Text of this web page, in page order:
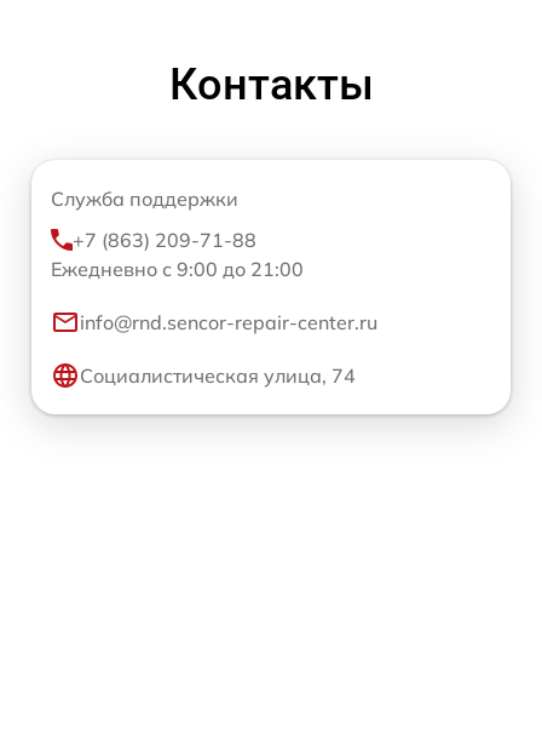
Контакты
Служба поддержки
+7 (863) 209-71-88
Ежедневно с 9:00 до 21:00
info@rnd.sencor-repair-center.ru
Социалистическая улица, 74